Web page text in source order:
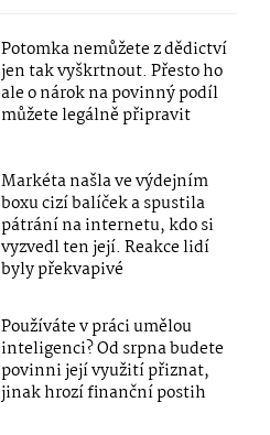
Potomka nemůžete z dědictví
jen tak vyškrtnout. Přesto ho
ale o nárok na povinný podíl
můžete legálně připravit
Markéta našla ve výdejním
boxu cizí balíček a spustila
pátrání na internetu, kdo si
vyzvedl ten její. Reakce lidí
byly překvapivé
Používáte v práci umělou
inteligenci? Od srpna budete
povinni její využití přiznat,
jinak hrozí finanční postih